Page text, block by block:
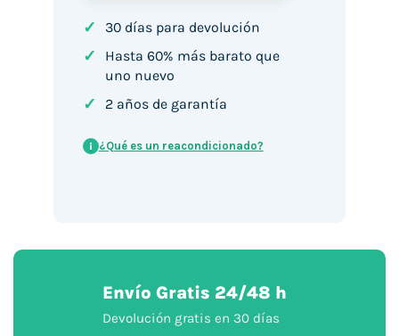
✓ 30 días para devolución
✓
Hasta 60% más barato que
uno nuevo
✓ 2 años de garantía
i ¿Qué es un reacondicionado?
Envío Gratis 24/48 h
Devolución gratis en 30 días